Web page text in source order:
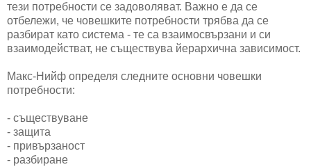
тези потребности се задоволяват. Важно е да се
отбележи, че човешките потребности трябва да се
разбират като система - те са взаимосвързани и си
взаимодействат, не съществува йерархична зависимост.
Макс-Нийф определя следните основни човешки
потребности:
- съществуване
- защита
- привързаност
- разбиране